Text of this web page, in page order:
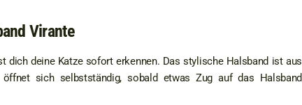
Virante
dich deine Katze sofort erkennen. Das stylische Halsband ist aus
sich selbstständig, sobald etwas Zug auf das Halsband